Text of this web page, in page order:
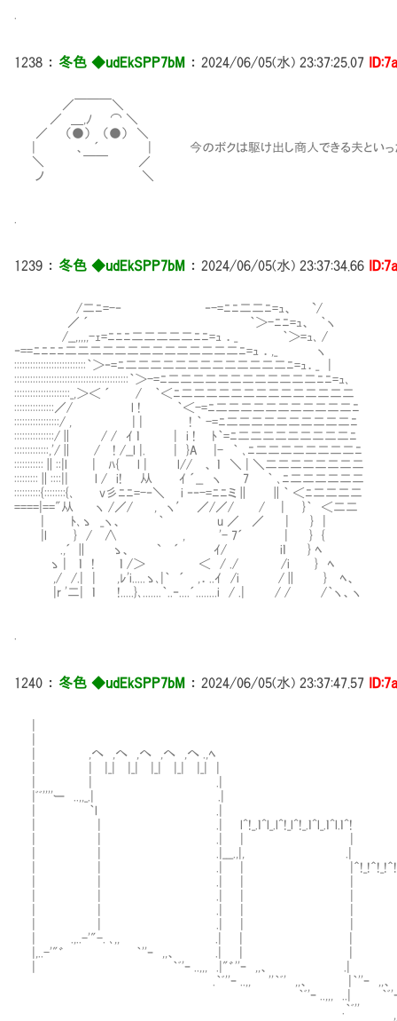
1238 ： 冬色 ◆udEkSPP7bM ： 2024/06/05(水) 23:37:25.07
／￣￣￣＼
／ ＿,ﾉ ⌒ ＼
／ （●） （●） ＼
| 、 ´ | 今のボクは駆け出し商人できる夫といったと
＼ ￣￣ ／
ノ ＼
1239 ： 冬色 ◆udEkSPP7bM ： 2024/06/05(水) 23:37:34.66
/二ﾆ=-‐ ‐-=ﾆﾆ二二ﾆ=ｭ、 `/
／ ´ ｀＞-ﾆﾆ=ｭ、 ｀ヽ
/__,,,,,-ｪ=ﾆﾆﾆ二二二二二ﾆﾆ=ｭ ．_ ｀＞=ｭ､ /
‐==ﾆﾆﾆﾆ二二二二二二二二二二二二二二ﾆ=ｭ ．,_ ヽ
:::::::::::::::::::::::::::｀＞‐=ﾆ二二二二二二二二二二二二二ﾆ=ｭ．_ |
:::::::::::::::::::::::::::::::::::::::::::｀＞-=ﾆ二二二二二二二二二二二二ﾆﾆ=ｭ､
:::::::::::::::::::::_,＞＜ ´ / ｀＜ﾆ二二二二二二二二二二二二二二
:::::::::::::::／/ l ! ｀＜-=ﾆ二二二二二二二二二二二ﾆ
:::::::::::::::::/ , | | ! ｀ -=ﾆ二二二二二二二二二二ﾆ それ
:::::::::::::::/∥ / / ｲ ｌ | i ! ﾄ｀=ﾆ二二二二二二二二二ﾆ
:::::::::::::,'/∥ / ! /__l |. | }A |- ｀ ､ﾆ二二二二二二二二ﾆ お聞
:::::::::::∥::|l | ﾊ{ l | l// 、 ｌ ＼ | ＼二二二二二二二二
:::::::::∥::::|| l / i! 从 ｲ ´__ ヽ 7 ｀ ､ﾆ二二二二二二
::::::::::{::::::::{､ v彡ﾆﾆ=-‐＼ i ‐‐-=ﾆﾆミ∥ ∥｀ ＜ﾆ二二二二
====|=="从 ヽ /／/ , ヽ′ ／/／/ / | }｀ ＜二二
| ﾄ､ゝ _ヽ、 ｀ u ／ ／ | } |
|l } / ∧ , '- 7´ | } {
〟 .,´ ∥ ゝ、 ` ´ ｲ/ iｌ } ﾍ
ゝ | ｌ ! ｌ /＞ ＜ / ./ /i } ﾍ
,/ /.| | ,ﾚ'i.....ゝ､|｀ ´ ,．..ｲ /i /∥ } ﾍ、
|r '二| ｌ !.....}､.......｀..‐....´........i / .| / / /｀ヽ、ヽ
1240 ： 冬色 ◆udEkSPP7bM ： 2024/06/05(水) 23:37:47.57
| ,へ ,へ ,へ ,へ ,へ .,ﾍ
|ﾞﾞ''''ー ..,,_.| .| このレオニダ
| ｀l .|
| | .| l^!_.ｌ^l_.l^!_l^!_.ｌ^l_.ｌ^l.ｌ^! すごい
| | .| | |＾!_!＾!_!＾!_!＾
| .,..-'"-. ､,, .| | | ｌ
|,..-'"゛ ｀''ｰ ,,、 .| | | ｌ
| ｀ﾞ'ｰ ..,,, .|"゛''ｰ ,,、 .| ｌ
.｀ﾞ''ｰ ..,, ''｀ﾞ' ,,、 |｀''ｰ ,,、 .|,..-
｀ﾞ'ｰ ..,,, ..| ｀ﾞ'ｰ｀ﾞ',,
.｀ﾞ'' ＿＿ --ｰ